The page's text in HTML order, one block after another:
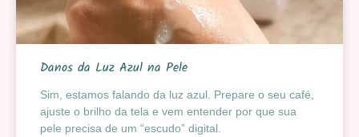
Danos da Luz Azul na Pele
Sim, estamos falando da luz azul. Prepare o seu café,
ajuste o brilho da tela e vem entender por que sua
pele precisa de um “escudo” digital.